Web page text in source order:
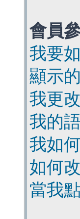
會員
我要
顯示
我更
我的
我如
如何
當我